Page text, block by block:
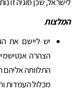
המלצות
יש ליישם את
הצהרה
התלוותה אליהם
מכלול העמדות